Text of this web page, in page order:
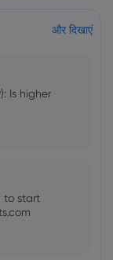
और दिखाएं
Is higher
to start